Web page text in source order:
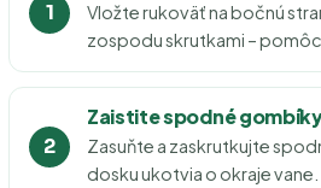
Vložte rukoväť na bočnú
zospodu skrutkami –
Zaistite spodné
Zasuňte a zaskrutkujte
dosku ukotvia o okraje vane.